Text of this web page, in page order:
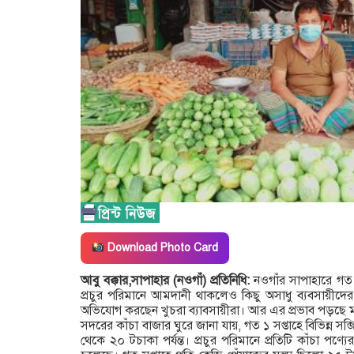
Download Photo Card
আবু বক্কার,সাপাহার (নওগাঁ) প্রতিনিধি:নওগাঁর সাপাহারে গত
প্রচুর পরিমানে আমদানী থাকলেও কিছু অসাধু
অভিযোগ করছেন খুচরা ব্যাবসায়ীরা। আর এর প্রভাব পড়ছে
সদরের কাঁচা বাজার ঘুরে জানা যায়, গত ১ সপ্তাহে বিভিন্ন
থেকে ২০ টচাকা পর্যন্ত। প্রচুর পরিমানে প্রতিটি কাঁচা